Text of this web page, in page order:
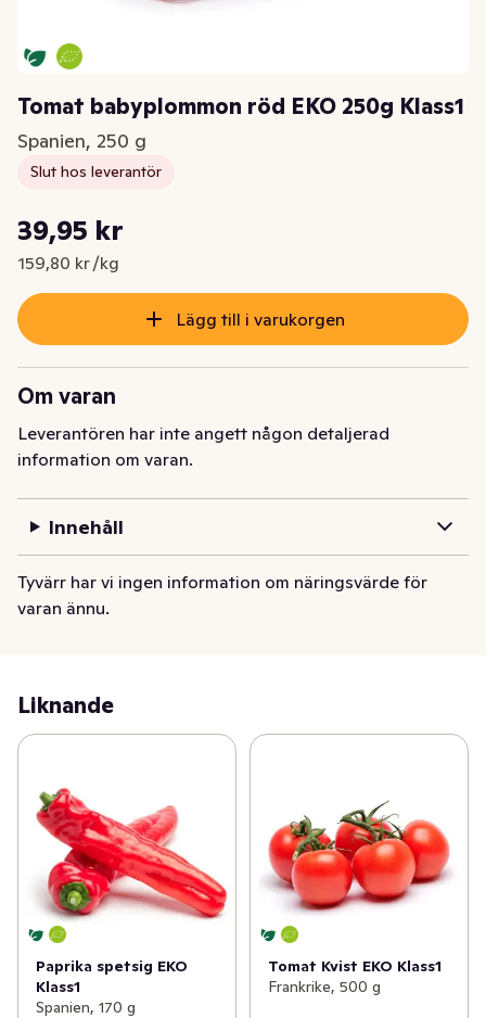
Tomat babyplommon röd EKO 250g Klass1
Spanien, 250 g
Slut hos leverantör
Nuvarande pris är: 39,95 kr
39,95 kr
159,80 kr /kg
Styckpris: 159,80 kr /kg
Lägg till i varukorgen
Om varan
Leverantören har inte angett någon detaljerad
information om varan.
Innehåll
Tyvärr har vi ingen information om näringsvärde för
varan ännu.
Liknande
Paprika spetsig EKO
Klass1
Spanien, 170 g
Tomat Kvist EKO Klass1
Frankrike, 500 g